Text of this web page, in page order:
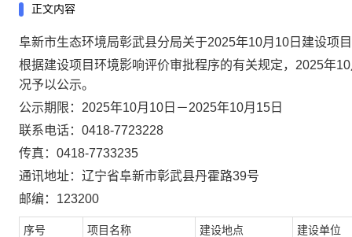
正文内容
阜新市生态环境局彰武县分局关于2025年10月10日建设项
根据建设项目环境影响评价审批程序的有关规定， 2025年10
况予以公示。
公示期限： 2025年10月 10 日－2025年10月 15 日
联系电话： 0418-7723228
传真： 0418-7733235
通讯地址： 辽宁省阜新市彰武县丹霍路39号
邮编 ： 123200
序号 项目名称 建设地点 建设单位